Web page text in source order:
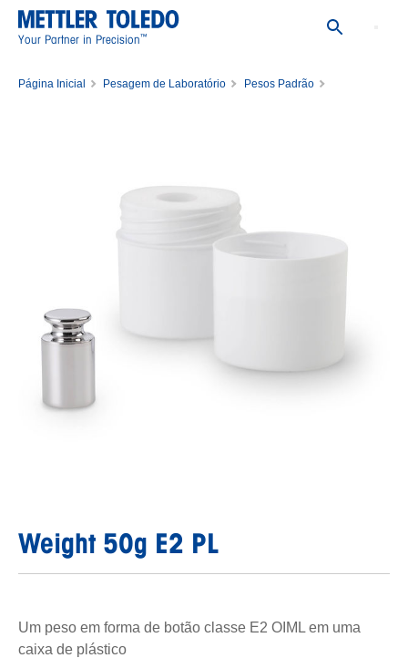
Your Partner in Precision™
Página Inicial Pesagem de Laboratório
Pesos Padrão
Weight 50g E2 PL
Um peso em forma de botão classe E2 OIML em uma
caixa de plástico